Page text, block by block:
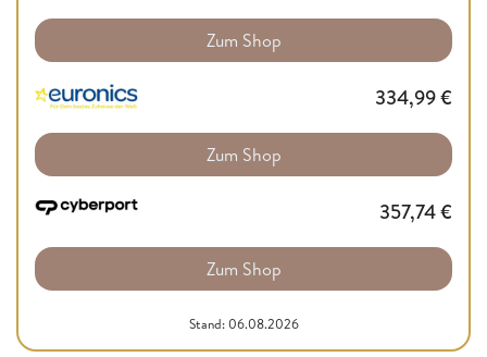
Zum Shop
334,99€
Zum Shop
357,74€
Zum Shop
Stand: 06.08.2026